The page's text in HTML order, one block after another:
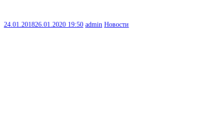
24.01.201826.01.2020 19:50 admin Новости